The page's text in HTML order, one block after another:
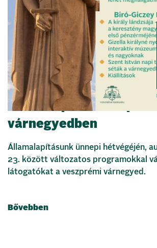
Államalapítás ünnepe a
várnegyedben
Államalapításunk ünnepi hétvégéjén,
23. között változatos programokkal
látogatókat a veszprémi várnegyed.
Bővebben